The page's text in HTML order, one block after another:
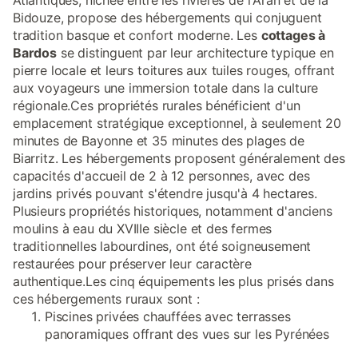
Bidouze, propose des hébergements qui conjuguent
tradition basque et confort moderne. Les cottages à
Bardosse distinguent par leur architecture typique en
pierre locale et leurs toitures aux tuiles rouges, offrant
aux voyageurs une immersion totale dans la culture
régionale.Ces propriétés rurales bénéficient d'un
emplacement stratégique exceptionnel, à seulement 20
minutes de Bayonne et 35 minutes des plages de
Biarritz. Les hébergements proposent généralement des
capacités d'accueil de 2 à 12 personnes, avec des
jardins privés pouvant s'étendre jusqu'à 4 hectares.
Plusieurs propriétés historiques, notamment d'anciens
moulins à eau du XVIIIe siècle et des fermes
traditionnelles labourdines, ont été soigneusement
restaurées pour préserver leur caractère
authentique.Les cinq équipements les plus prisés dans
ces hébergements ruraux sont :
Piscines privées chauffées avec terrasses
panoramiques offrant des vues sur les Pyrénées